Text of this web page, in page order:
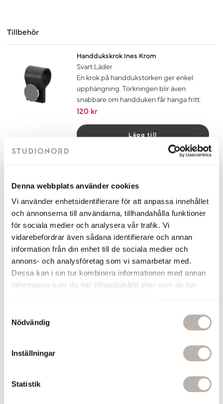
Denna webbplats använder cookies
Vi använder enhetsidentifierare för att anpassa innehållet
och annonserna till användarna, tillhandahålla funktioner
för sociala medier och analysera vår trafik. Vi
vidarebefordrar även sådana identifierare och annan
information från din enhet till de sociala medier och
annons- och analysföretag som vi samarbetar med.
Dessa kan i sin tur kombinera informationen med annan
information som du har tillhandahållit eller som de har
Nödvändig
Inställningar
Statistik
Tillbehör
Handdukskrok Ines Krom
Svart Läder
En krok på handdukstorken ger enkel
upphängning. Torkningen blir även
snabbare om handduken får hänga fritt.
120 kr
Lägg till
En krok på handdukstorken ger enkel
snabbare om handduken får hänga fritt.
120 kr
Lägg till
Handdukskrok Ines Krom
Ljusbrunt Läder
En krok på handdukstorken ger enkel